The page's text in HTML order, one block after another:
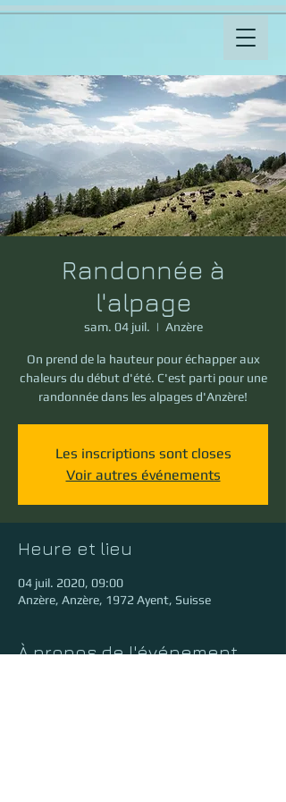
Randonnée à
l'alpage
sam. 04 juil.
  |
Anzère
On prend de la hauteur pour échapper aux
chaleurs du début d'été. C'est parti pour une
randonnée dans les alpages d'Anzère!
Les inscriptions sont closes
Voir autres événements
Heure et lieu
04 juil. 2020, 09:00
Anzère, Anzère, 1972 Ayent, Suisse
À propos de l'événement